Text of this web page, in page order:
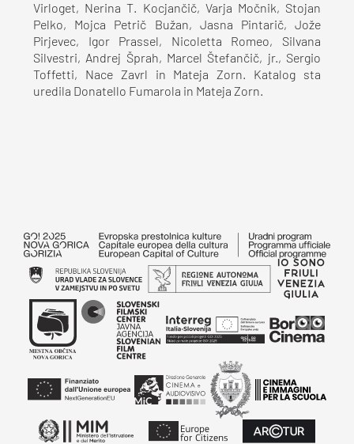
Virloget, Nerina T. Kocjančič, Varja Močnik, Stojan
Pelko, Mojca Petrič Bužan, Jasna Pintarič, Jože
Pirjevec, Igor Prassel, Nicoletta Romeo, Silvana
Silvestri, Andrej Šprah, Marcel Štefančič, jr., Sergio
Toffetti, Nace Zavrl in Mateja Zorn. Katalog sta
uredila Donatello Fumarola in Mateja Zorn.